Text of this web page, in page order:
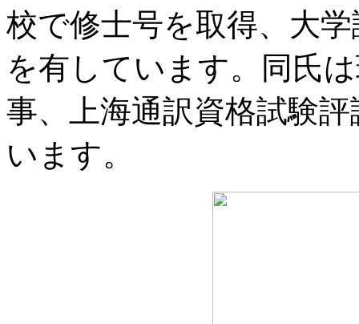
校で修士号を取得、大
を有しています。同氏
事、上海通訳資格試験
います。